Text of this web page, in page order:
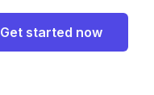
Get started now